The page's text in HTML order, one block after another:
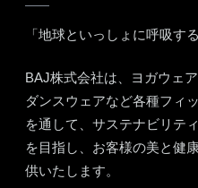
「地球といっしょに呼吸する
BAJ株式会社は、ヨガウェ
ダンスウェアなど各種フィ
を通して、サステナビリテ
を目指し、お客様の美と健
供いたします。